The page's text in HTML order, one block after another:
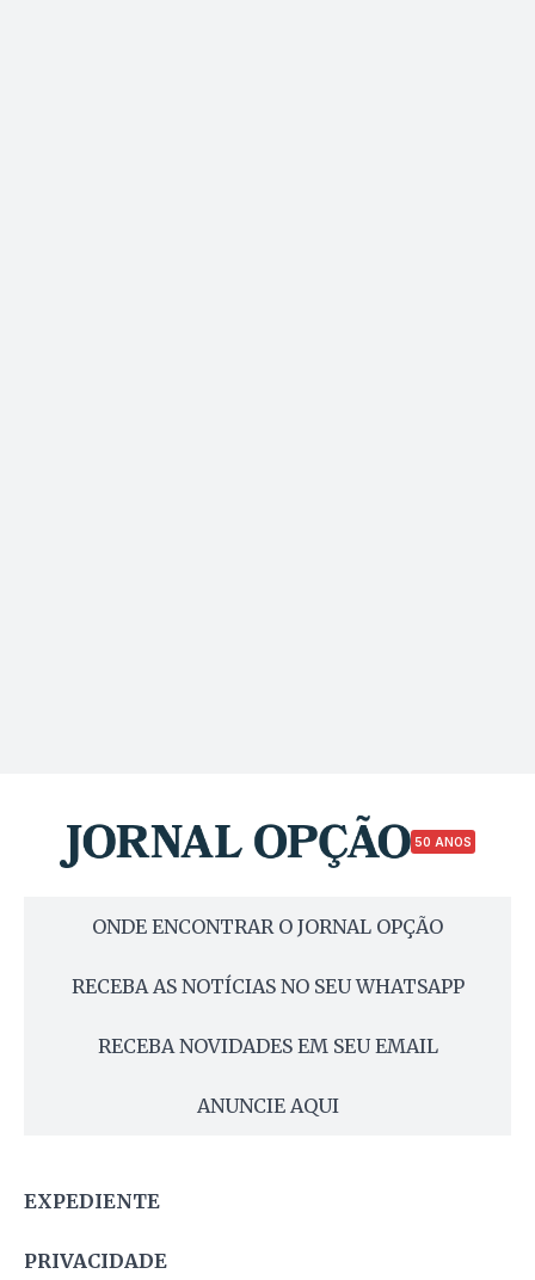
50 ANOS
ONDE ENCONTRAR O JORNAL OPÇÃO
RECEBA AS NOTÍCIAS NO SEU WHATSAPP
RECEBA NOVIDADES EM SEU EMAIL
ANUNCIE AQUI
EXPEDIENTE
PRIVACIDADE